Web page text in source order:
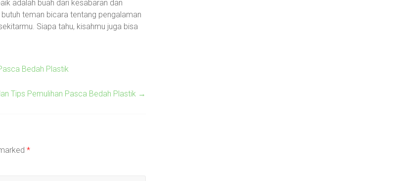
adalah buah dari kesabaran dan
teman bicara tentang pengalaman
Siapa tahu, kisahmu juga bisa
Bedah Plastik
Tips Pemulihan Pasca Bedah Plastik →
*